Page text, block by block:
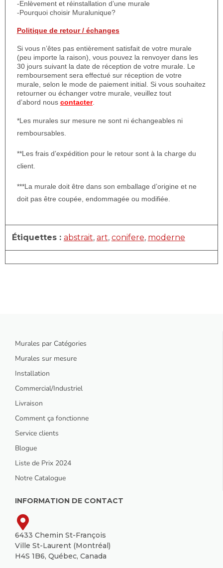
-Enlèvement et réinstallation d’une murale
-Pourquoi choisir Muralunique?
Politique de retour / échanges
Si vous n’êtes pas entièrement satisfait de votre murale
(peu importe la raison), vous pouvez la renvoyer dans les
30 jours suivant la date de réception de votre murale. Le
remboursement sera effectué sur réception de votre
murale, selon le mode de paiement initial. Si vous souhaitez
retourner ou échanger votre murale, veuillez tout
d’abord nous contacter.
*Les murales sur mesure ne sont ni échangeables ni
remboursables.
**Les frais d’expédition pour le retour sont à la charge du
client.
***La murale doit être dans son emballage d’origine et ne
doit pas être coupée, endommagée ou modifiée.
Étiquettes : abstrait, art, conifere, moderne
Murales par Catégories
Murales sur mesure
Installation
Commercial/Industriel
Livraison
Comment ça fonctionne
Service clients
Blogue
Liste de Prix 2024
Notre Catalogue
INFORMATION DE CONTACT
6433 Chemin St-François
Ville St-Laurent (Montréal)
H4S 1B6, Québec, Canada